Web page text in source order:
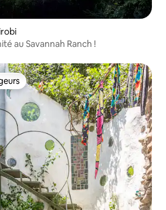
au Savannah Ranch !